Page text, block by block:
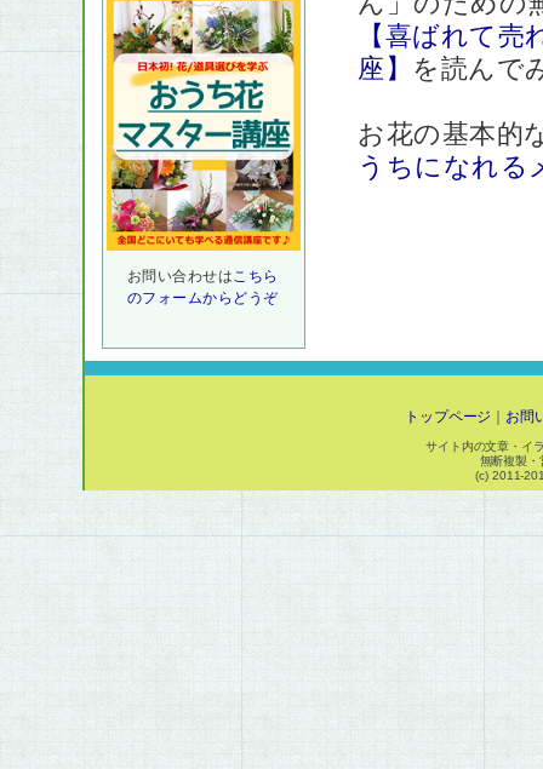
【喜ばれて
座】 を読んで
お花の基本的
うちになれる
お問い合わせはこちら
のフォームからどうぞ
トップページ お問
サイト内の文章・イ
無断複製
(c) 2011-